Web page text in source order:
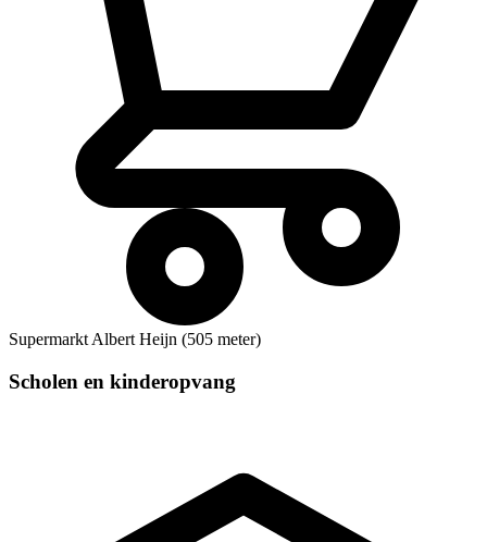
Supermarkt Albert Heijn (505 meter)
Scholen en kinderopvang